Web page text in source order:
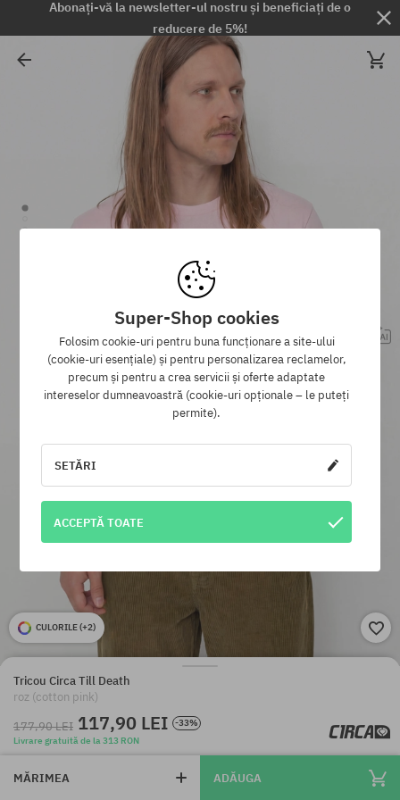
Abonați-vă la newsletter-ul nostru și beneficiați de o
reducere de 5%!
CULORILE (+2)
Tricou Circa Till Death
roz (cotton pink)
177,90 LEI 117,90 LEI
-33%
Livrare gratuită de la 313 RON
MĂRIMEA ADĂUGA
Super-Shop cookies
Folosim cookie-uri pentru buna funcționare a site-ului
(cookie-uri esențiale) și pentru personalizarea reclamelor,
precum și pentru a crea servicii și oferte adaptate
intereselor dumneavoastră (cookie-uri opționale – le puteți
permite).
SETĂRI
ACCEPTĂ TOATE